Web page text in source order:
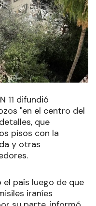
11 difundió
"en el centro del
que
pisos con la
y otras
país luego de que
iraníes